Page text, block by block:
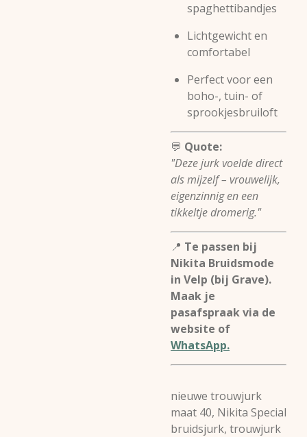
spaghettibandjes
Lichtgewicht en
comfortabel
Perfect voor een
boho-, tuin- of
sprookjesbruiloft
💬 Quote:
"Deze jurk voelde direct
als mijzelf – vrouwelijk,
eigenzinnig en een
tikkeltje dromerig."
📍 Te passen bij
Nikita Bruidsmode
in Velp (bij Grave).
Maak je
pasafspraak via de
website of
WhatsApp.
nieuwe trouwjurk
maat 40, Nikita Special
bruidsjurk, trouwjurk